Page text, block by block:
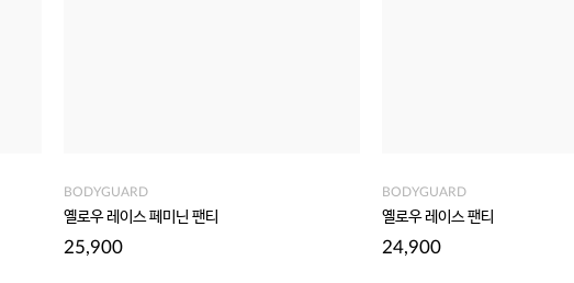
BODYGUARD
옐로우 레이스 페미닌 팬티
25,900
BODYGUARD
옐로우 레이스 팬티
24,900